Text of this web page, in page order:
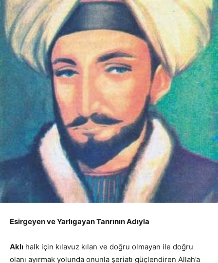
Esirgeyen ve Yarlıgayan Tanrının Adıyla
Aklı halk için kılavuz kılan ve doğru olmayan ile doğru
olanı ayırmak yolunda onunla şeriatı güçlendiren Allah’a